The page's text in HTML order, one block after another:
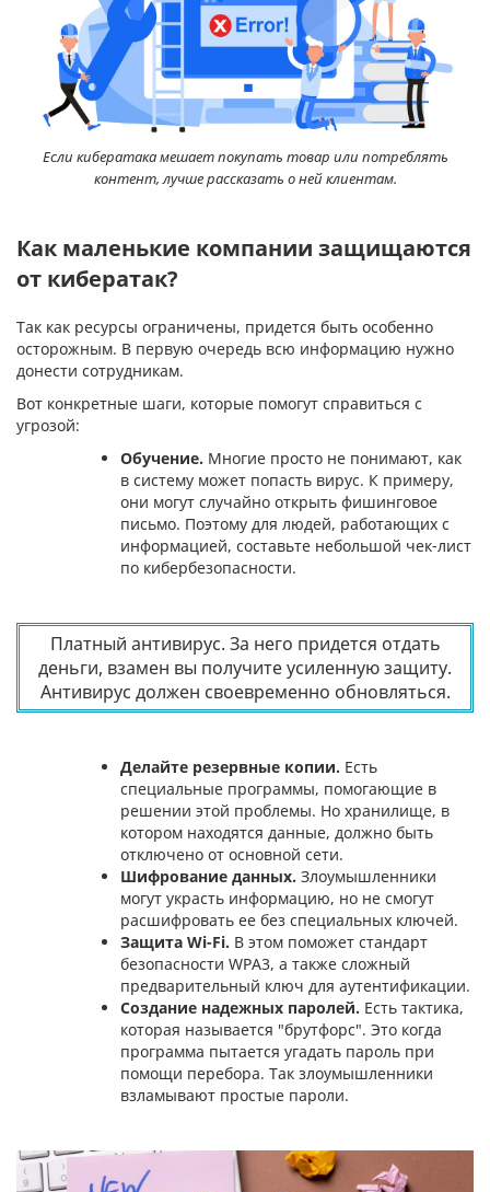
Если кибератака мешает покупать товар или потреблять
контент, лучше рассказать о ней клиентам.
Как маленькие компании защищаются
от кибератак?
Так как ресурсы ограничены, придется быть особенно
осторожным. В первую очередь всю информацию нужно
донести сотрудникам.
Вот конкретные шаги, которые помогут справиться с
угрозой:
Обучение. Многие просто не понимают, как
в систему может попасть вирус. К примеру,
они могут случайно открыть фишинговое
письмо. Поэтому для людей, работающих с
информацией, составьте небольшой чек-лист
по кибербезопасности.
Платный антивирус. За него придется отдать
деньги, взамен вы получите усиленную защиту.
Антивирус должен своевременно обновляться.
Делайте резервные копии. Есть
специальные программы, помогающие в
решении этой проблемы. Но хранилище, в
котором находятся данные, должно быть
отключено от основной сети.
Шифрование данных. Злоумышленники
могут украсть информацию, но не смогут
расшифровать ее без специальных ключей.
Защита Wi-Fi. В этом поможет стандарт
безопасности WPA3, а также сложный
предварительный ключ для аутентификации.
Создание надежных паролей. Есть тактика,
которая называется "брутфорс". Это когда
программа пытается угадать пароль при
помощи перебора. Так злоумышленники
взламывают простые пароли.